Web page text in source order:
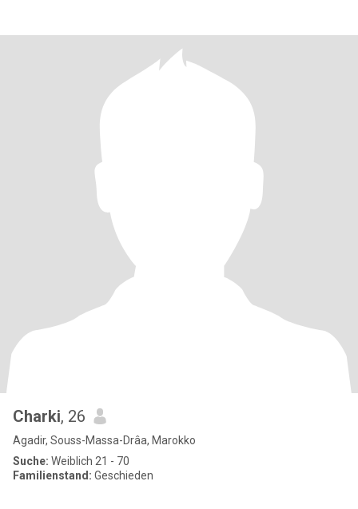
Charki, 26
Agadir, Souss-Massa-Drâa, Marokko
Suche: Weiblich 21 - 70
Familienstand: Geschieden